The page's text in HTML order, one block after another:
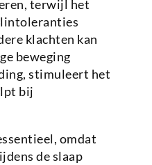
terwijl het
klachten kan
beweging
stimuleert het
bij
omdat
de slaap